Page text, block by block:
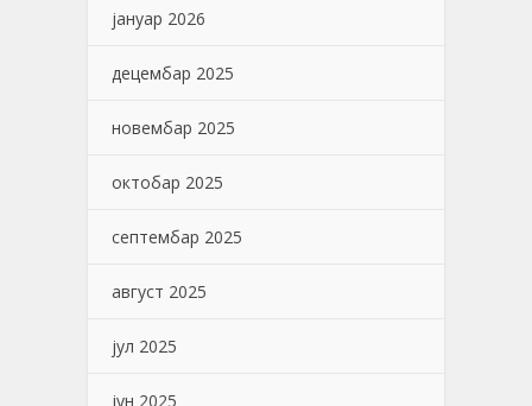
јануар 2026
децембар 2025
новембар 2025
октобар 2025
септембар 2025
август 2025
јул 2025
јун 2025